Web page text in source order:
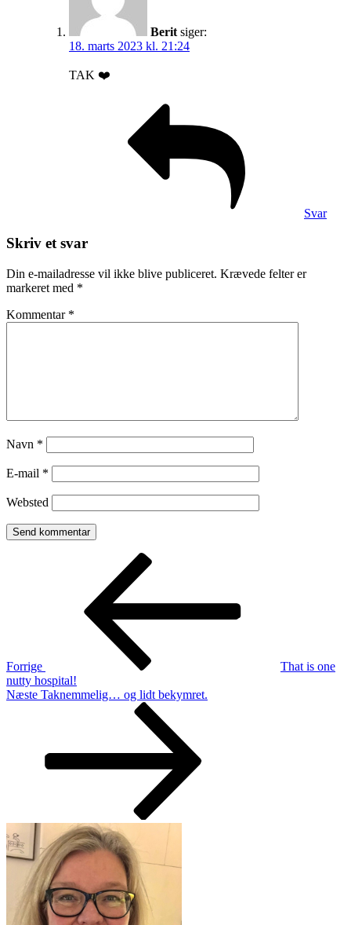
Berit siger:
18. marts 2023 kl. 21:24
TAK ❤️
Svar
Skriv et svar
Din e-mailadresse vil ikke blive publiceret. Krævede felter er
markeret med *
Kommentar *
Navn *
E-mail *
Websted
Indlægsnavigation
Forrige
That is one
nutty hospital!
Næste
Næste Taknemmelig… og lidt bekymret.